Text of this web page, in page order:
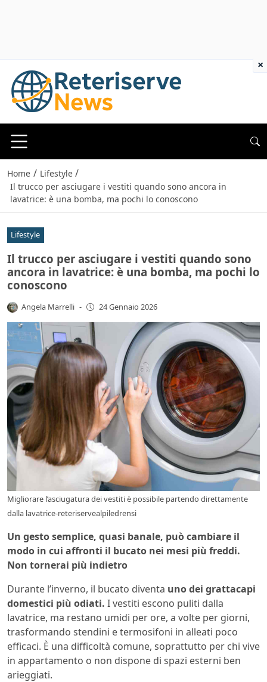
Home / Lifestyle /
Il trucco per asciugare i vestiti quando sono ancora in
lavatrice: è una bomba, ma pochi lo conoscono
Lifestyle
Il trucco per asciugare i vestiti quando sono
ancora in lavatrice: è una bomba, ma pochi lo
conoscono
Angela Marrelli - 24 Gennaio 2026
Migliorare l’asciugatura dei vestiti è possibile partendo direttamente
dalla lavatrice-reteriservealpiledrensi
Un gesto semplice, quasi banale, può cambiare il
modo in cui affronti il bucato nei mesi più freddi.
Non tornerai più indietro
Durante l’inverno, il bucato diventa uno dei grattacapi
domestici più odiati. I vestiti escono puliti dalla
lavatrice, ma restano umidi per ore, a volte per giorni,
trasformando stendini e termosifoni in alleati poco
efficaci. È una difficoltà comune, soprattutto per chi vive
in appartamento o non dispone di spazi esterni ben
arieggiati.
×